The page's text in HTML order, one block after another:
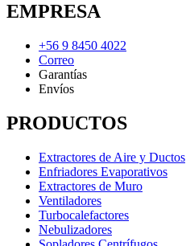
EMPRESA
+56 9 8450 4022
Correo
Garantías
Envíos
PRODUCTOS
Extractores de Aire y Ductos
Enfriadores Evaporativos
Extractores de Muro
Ventiladores
Turbocalefactores
Nebulizadores